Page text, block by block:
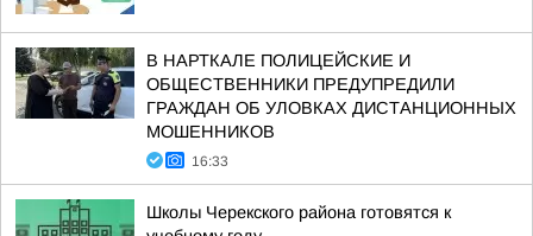
В НАРТКАЛЕ ПОЛИЦЕЙСКИЕ И
ОБЩЕСТВЕННИКИ ПРЕДУПРЕДИЛИ
ГРАЖДАН ОБ УЛОВКАХ ДИСТАНЦИОННЫХ
МОШЕННИКОВ
16:33
Школы Черекского района готовятся к